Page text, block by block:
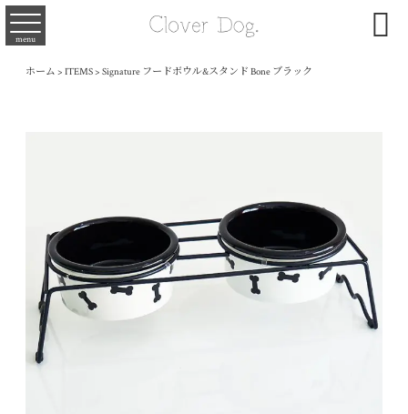
menu 
ホーム > ITEMS> Signature フードボウル&スタンド Bone ブラック